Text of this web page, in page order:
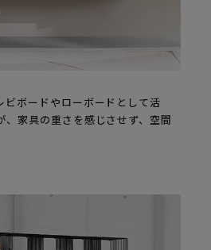
ビボードやローボードとして活
、家具の重さを感じさせず、空間